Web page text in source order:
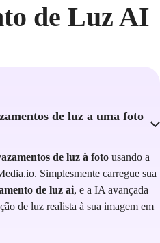
de Luz AI
de luz a uma foto
de luz à foto usando a
Simplesmente carregue sua
de luz ai, e a IA avançada
de luz realista à sua imagem em